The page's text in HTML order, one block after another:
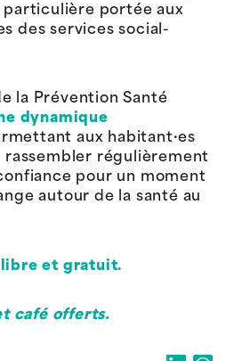
portée aux
des services social-
la Prévention Santé
dynamique
aux habitant·es
rassembler régulièrement
pour un moment
autour de la santé au
et gratuit.
café offerts.